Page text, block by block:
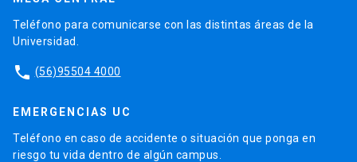
Teléfono para comunicarse con las distintas áreas de la
Universidad.
phone (56)95504 4000
EMERGENCIAS UC
Teléfono en caso de accidente o situación que ponga en
riesgo tu vida dentro de algún campus.